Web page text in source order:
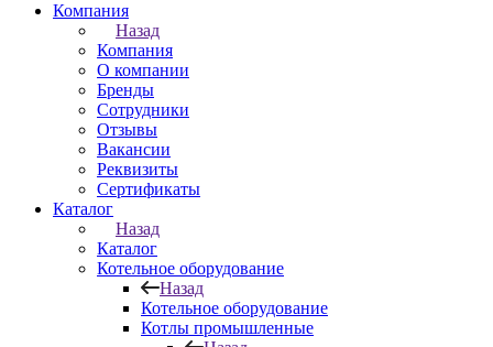
Компания
Назад
Компания
О компании
Бренды
Сотрудники
Отзывы
Вакансии
Реквизиты
Сертификаты
Каталог
Назад
Каталог
Котельное оборудование
Назад
Котельное оборудование
Котлы промышленные